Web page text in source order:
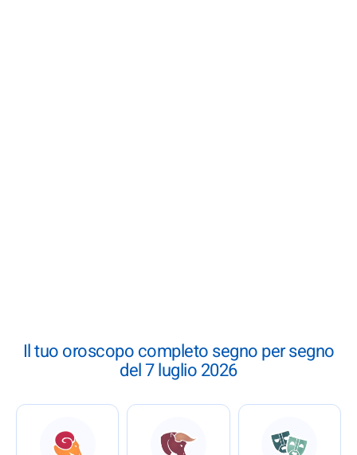
Il tuo oroscopo completo segno per segno
del 7 luglio 2026
: Oroscopo completo del 7 luglio 2026
: Oroscopo completo del 7
: